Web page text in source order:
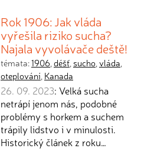
Rok 1906: Jak vláda
vyřešila riziko sucha?
Najala vyvolávače deště!
témata:1906,déšť, sucho,vláda,
oteplování, Kanada
26. 09. 2023: Velká sucha
netrápí jenom nás, podobné
problémy s horkem a suchem
trápily lidstvo i v minulosti.
Historický článek z roku…